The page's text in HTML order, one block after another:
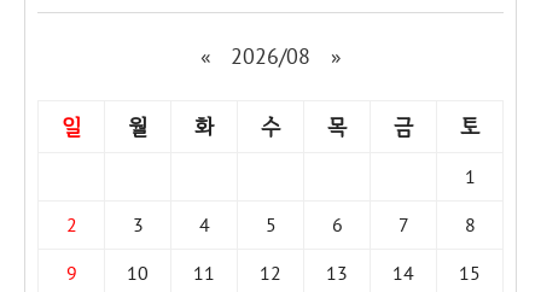
« 2026/08 »
일 월 화 수 목 금 토
1
2
3 4 5 6 7
8
9
10 11 12 13 14
15